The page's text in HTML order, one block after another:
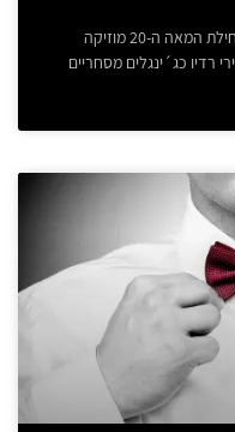
מדוע צריך מוזיקה בסרטון שלנו? כבר בתחילת המאה ה-20 מוזיקה
כג´ינגלים מסחריים